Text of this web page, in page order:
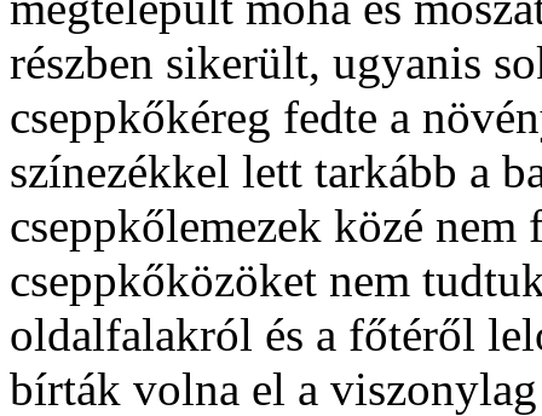
részben sikerült, ugyanis
cseppkőkéreg fedte a
színezékkel lett tarkább a
cseppkőlemezek közé
cseppkőközöket nem
oldalfalakról és a főtéről
bírták volna el a